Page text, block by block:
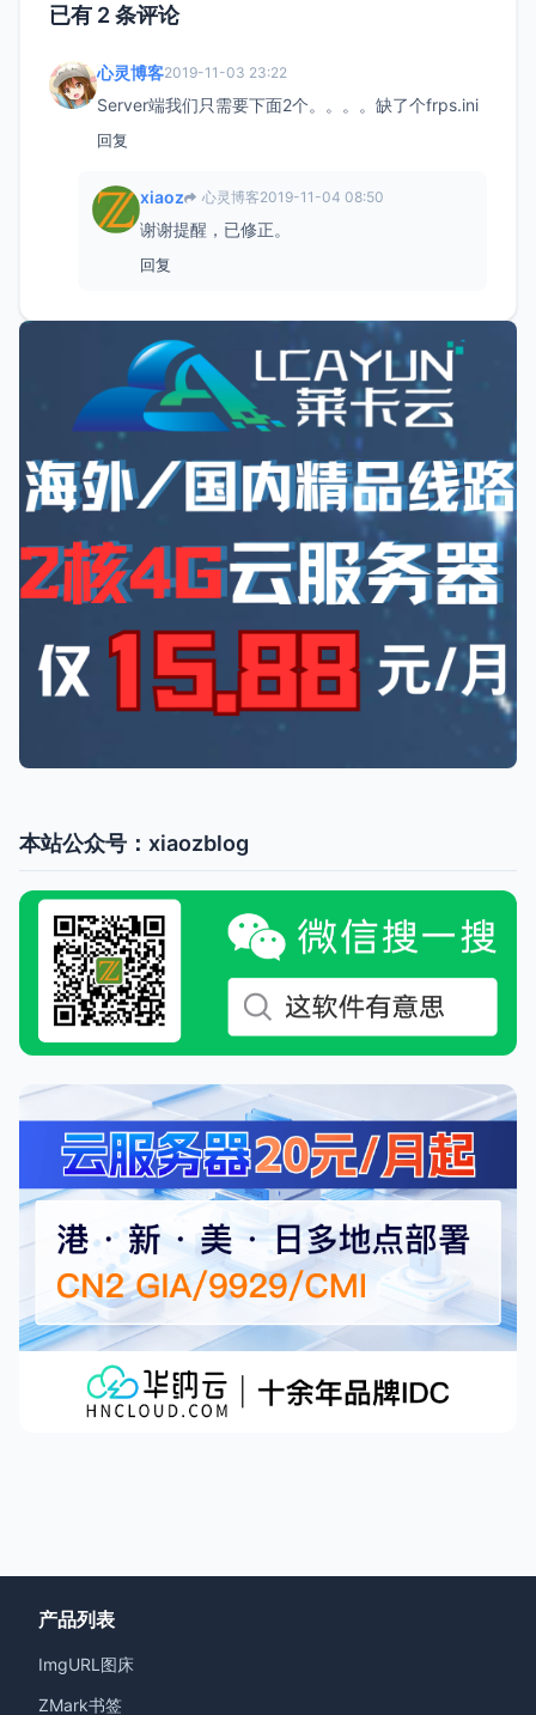
已有 2 条评论
心灵博客2019-11-03 23:22
Server端我们只需要下面2个。。。。缺了个frps.ini
回复
xiaoz 心灵博客2019-11-04 08:50
谢谢提醒，已修正。
回复
本站公众号：xiaozblog
产品列表
ImgURL图床
ZMark书签